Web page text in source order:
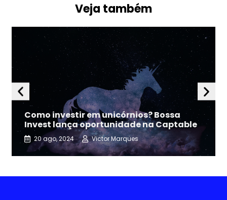
Veja também
Como investir em unicórnios? Bossa
Invest lança oportunidade na Captable
20 ago, 2024 Victor Marques